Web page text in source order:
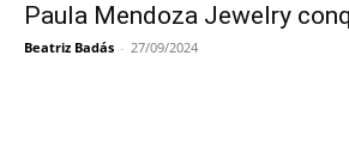
Paula Mendoza Jewelry
Beatriz Badás - 27/09/2024